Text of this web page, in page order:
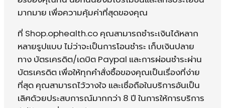
มากมาย เพื่อความคุ้มค่าที่สุดของคุณ
ที่ Shop.ophealth.co คุณสามารถชำระเงินได้หลาก
หลายรูปแบบ ไม่ว่าจะเป็นการโอนชำระ เก็บเงินปลาย
ทาง บัตรเครดิต/เดบิต Paypal และการผ่อนชำระผ่าน
บัตรเครดิต เพื่อให้ทุกคำสั่งซื้อของคุณเป็นเรื่องที่ง่าย
ที่สุด คุณสามารถไว้วางใจ และเชื่อถือในบริการอันเป็น
เลิศด้วยประสบการณ์มากกว่า 8 ปี ในการให้การบริการ